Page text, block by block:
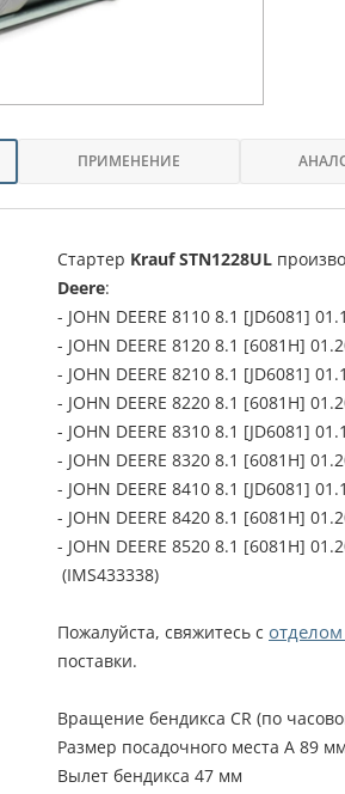
ПРИМЕНЕНИЕ
Стартер Krauf STN1228UL
Deere:
- JOHN DEERE 8110 8.1 [JD6081]
- JOHN DEERE 8120 8.1 [6081H]
- JOHN DEERE 8210 8.1 [JD6081]
- JOHN DEERE 8220 8.1 [6081H]
- JOHN DEERE 8310 8.1 [JD6081]
- JOHN DEERE 8320 8.1 [6081H]
- JOHN DEERE 8410 8.1 [JD6081]
- JOHN DEERE 8420 8.1 [6081H]
- JOHN DEERE 8520 8.1 [6081H]
(IMS433338)
Пожалуйста, свяжитесь с
поставки.
Вращение бендикса CR (по
Размер посадочного места A 89 мм
Вылет бендикса 47 мм